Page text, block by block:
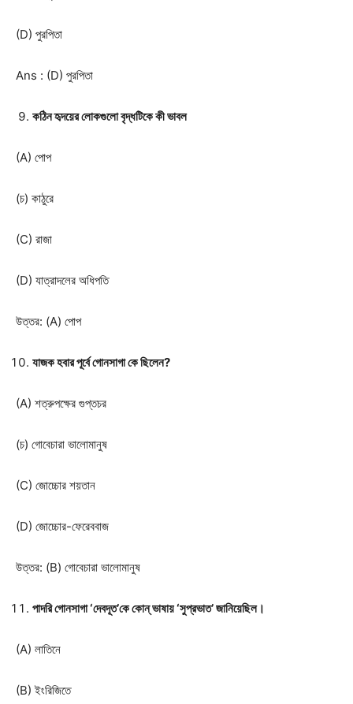
(D) পুরপিতা
Ans : (D) পুরপিতা
কঠিন হৃদয়ের লোকগুলো বৃদ্ধটিকে কী ভাবল
(A) পোপ
(চ) কাঠুরে
(C) রাজা
(D) যাত্রাদলের অধিপতি
উত্তর: (A) পোপ
যাজক হবার পূর্বে গোনসাগা কে ছিলেন?
(A) শত্রুপক্ষের গুপ্তচর
(চ) গোবেচারা ভালোমানুষ
(C) জোচ্চোর শয়তান
(D) জোচ্চোর-ফেরেববাজ
উত্তর: (B) গোবেচারা ভালোমানুষ
পাদরি গোনসাগা ‘দেবদূত’কে কোন্ ভাষায় ‘সুপ্রভাত’ জানিয়েছিল।
(A) লাতিনে
(B) ইংরিজিতে